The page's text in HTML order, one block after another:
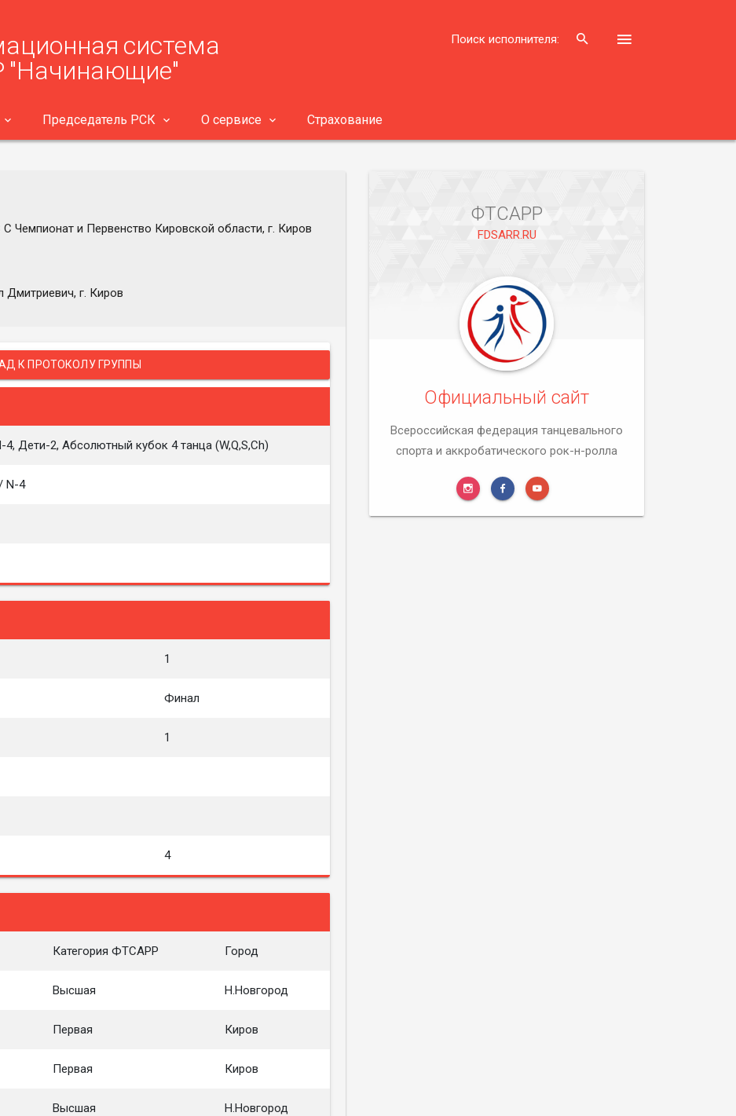
система
Поиск исполнителя:
Председатель РСК О сервисе Страхование
С Чемпионат и Первенство Кировской области, г. Киров
Дмитриевич, г. Киров
К ПРОТОКОЛУ ГРУППЫ
Дети-2, Абсолютный кубок 4 танца (W,Q,S,Ch)
N-4
1
Финал
1
4
Категория ФТСАРР Город
Высшая Н.Новгород
Первая Киров
Первая Киров
Высшая Н.Новгород
ФТСАРР
FDSARR.RU
Официальный сайт
Всероссийская федерация танцевального
спорта и аккробатического рок-н-ролла